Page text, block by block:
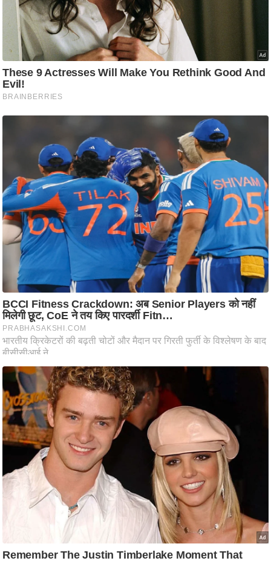
लू
नु
स्खे
प
र्य
ट
न
ट
ने
स
मं
त्रा
रि
ले
श
न
शि
प
ज
नी
ति
वि
श्ले
ण
यि